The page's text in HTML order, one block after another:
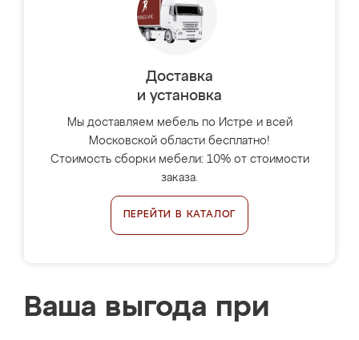
Доставка
и установка
Мы доставляем мебель по Истре и всей
Московской области бесплатно!
Стоимость сборки мебели: 10% от стоимости
заказа.
ПЕРЕЙТИ В КАТАЛОГ
Ваша выгода при